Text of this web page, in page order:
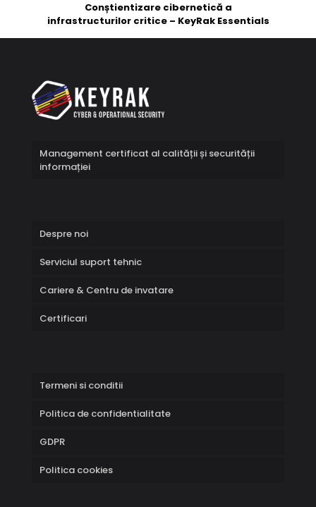
Conștientizare cibernetică a
infrastructurilor critice – KeyRak Essentials
Management certificat al calității și securității
informației
Despre noi
Serviciul suport tehnic
Cariere & Centru de invatare
Certificari
Termeni si conditii
Politica de confidentialitate
GDPR
Politica cookies